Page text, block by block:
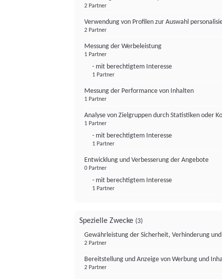
2 Partner
Verwendung von Profilen zur Auswahl
2 Partner
Messung der Werbeleistung
1 Partner
- mit berechtigtem Interesse
1 Partner
Messung der Performance von Inhalten
1 Partner
Analyse von Zielgruppen durch Statistiken oder
1 Partner
- mit berechtigtem Interesse
1 Partner
Entwicklung und Verbesserung der Angebote
0 Partner
- mit berechtigtem Interesse
1 Partner
Spezielle Zwecke (3)
Gewährleistung der Sicherheit, Verhinderung
2 Partner
Bereitstellung und Anzeige von Werbung und
2 Partner